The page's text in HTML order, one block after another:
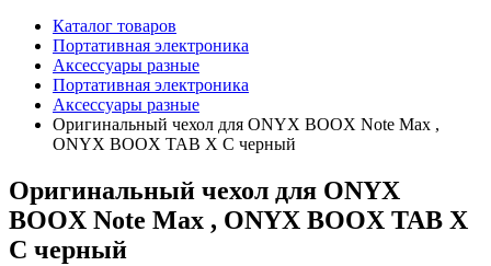
Каталог товаров
Портативная электроника
Аксессуары разные
Портативная электроника
Аксессуары разные
Оригинальный чехол для ONYX BOOX Note Max ,
ONYX BOOX TAB X C черный
Оригинальный чехол для ONYX
BOOX Note Max , ONYX BOOX TAB X
C черный